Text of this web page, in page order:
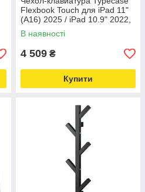
Flexbook Touch для iPad 11"
(A16) 2025 / iPad 10.9" 2022,
серебристый
В наявності
4 509 ₴
Купити